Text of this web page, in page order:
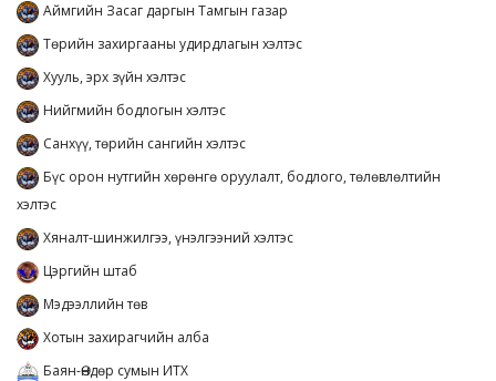
Аймгийн Засаг даргын Тамгын газар
Төрийн захиргааны удирдлагын хэлтэс
Хууль, эрх зүйн хэлтэс
Нийгмийн бодлогын хэлтэс
Санхүү, төрийн сангийн хэлтэс
Бүс орон нутгийн хөрөнгө оруулалт, бодлого, төлөвлөлтийн
хэлтэс
Хяналт-шинжилгээ, үнэлгээний хэлтэс
Цэргийн штаб
Мэдээллийн төв
Хотын захирагчийн алба
Баян-Өндөр сумын ИТХ